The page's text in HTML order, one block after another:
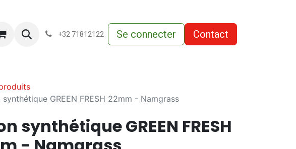
generales-de-vente
+32 71812122 Se connecter Contact
synthétique GREEN FRESH 22mm - Namgrass
synthétique GREEN FRESH